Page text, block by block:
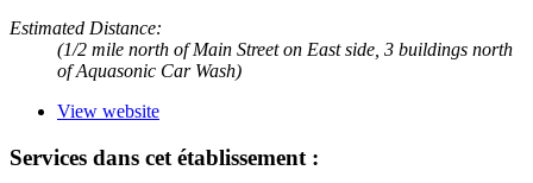
Estimated Distance:
(1/2 mile north of Main Street on East side, 3 buildings north
of Aquasonic Car Wash)
View website
Services dans cet établissement :